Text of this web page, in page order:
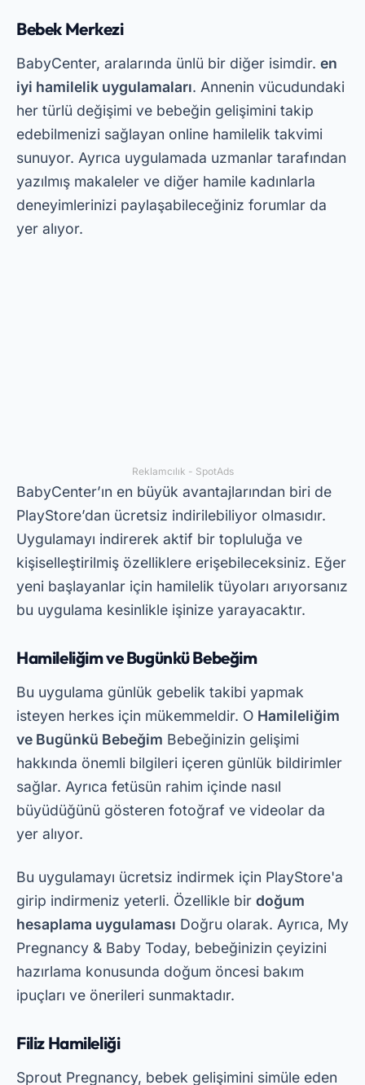
yer alıyor.
Reklamcılık - SpotAds
BabyCenter’ın en büyük avantajlarından biri de
PlayStore’dan ücretsiz indirilebiliyor olmasıdır.
Uygulamayı indirerek aktif bir topluluğa ve
kişiselleştirilmiş özelliklere erişebileceksiniz. Eğer
yeni başlayanlar için hamilelik tüyoları arıyorsanız
bu uygulama kesinlikle işinize yarayacaktır.
Bu uygulamayı ücretsiz indirmek için PlayStore'a
girip indirmeniz yeterli. Özellikle birdoğum
hesaplama uygulamasıDoğru olarak. Ayrıca, My
Pregnancy & Baby Today, bebeğinizin çeyizini
hazırlama konusunda doğum öncesi bakım
ipuçları ve önerileri sunmaktadır.
Sprout Pregnancy, bebek gelişimini simüle eden
inanılmaz 3 boyutlu görüntüleriyle tanınıyor. Bu
cep telefonundan hamileliği takip etme
uygulamasıHamileliğin her detayını görmek
isteyenler için mükemmel bir tercihtir. Ayrıca
kişiselleştirilmiş takvim ve doktor randevuları için
hatırlatıcılar da içeriyor.
Bu uygulamayı PlayStore'dan ücretsiz
indirebilirsiniz. İndirdikten sonra bebek kilosu ve
beden tablosu gibi ayrıcalıklı özelliklere
erişebileceksiniz. Ayrıca uygulamada hamile
kadınlara yönelik sağlık ipuçlarına ayrılmış bir
bölüm de yer alıyor ve böylece ihtiyacınız olan
Son Tarih Hesaplayıcısı